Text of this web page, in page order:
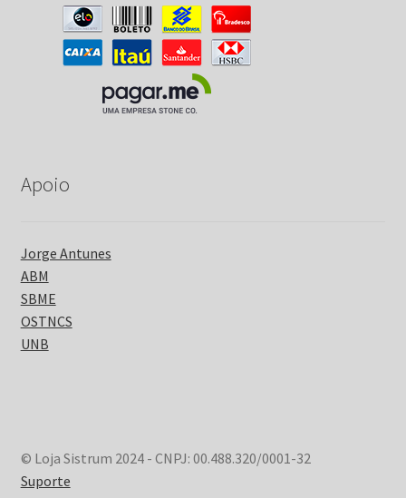
Apoio
Jorge Antunes
ABM
SBME
OSTNCS
UNB
© Loja Sistrum 2024 - CNPJ: 00.488.320/0001-32
Suporte